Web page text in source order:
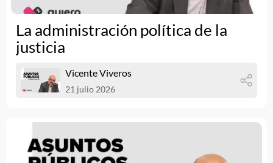
La administración política de la
justicia
Vicente Viveros
21 julio 2026